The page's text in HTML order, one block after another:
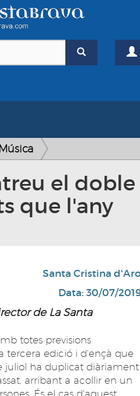
Música
el doble
que l'any
Santa Cristina
Data: 30/07/
de La Santa
totes previsions
tercera edició i d'ençà que
juliol ha duplicat diàriament
arribant a acollir en un